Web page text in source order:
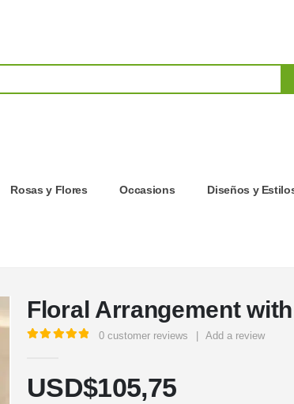
Rosas y Flores Occasions Diseños y
Floral Arrangement
0 customer reviews | Add a review
USD$105,75